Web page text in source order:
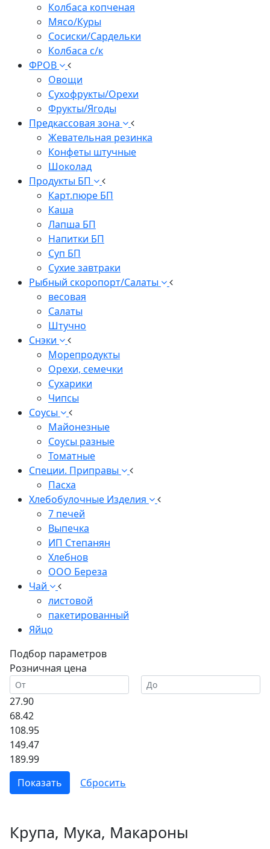
Колбаса копченая
Мясо/Куры
Сосиски/Сардельки
Колбаса с/к
ФРОВ
Овощи
Сухофрукты/Орехи
Фрукты/Ягоды
Предкассовая зона
Жевательная резинка
Конфеты штучные
Шоколад
Продукты БП
Карт.пюре БП
Каша
Лапша БП
Напитки БП
Суп БП
Сухие завтраки
Рыбный скоропорт/Салаты
весовая
Салаты
Штучно
Снэки
Морепродукты
Орехи, семечки
Сухарики
Чипсы
Соусы
Майонезные
Соусы разные
Томатные
Специи. Приправы
Пасха
Хлебобулочные Изделия
7 печей
Выпечка
ИП Степанян
Хлебнов
ООО Береза
Чай
листовой
пакетированный
Яйцо
Подбор параметров
Розничная цена
27.90
68.42
108.95
149.47
189.99
Крупа, Мука, Макароны